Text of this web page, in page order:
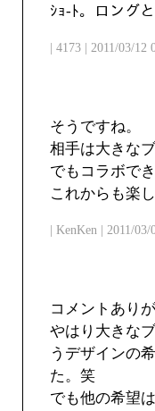
ｼｮ-ﾄ。ロング
| 4173 | 2011/03/12
そうですね。
相手は大きな
でもコラボで
これからも楽
| KenKen | 2011/
コメントあり
やはり大きな
うデザインの
た。笑
でも他の希望